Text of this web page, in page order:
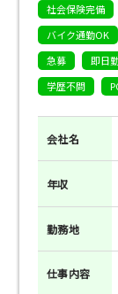
社会保険完備
バイク通勤OK
急募
即日
学歴不問
会社名
年収
勤務地
仕事内容